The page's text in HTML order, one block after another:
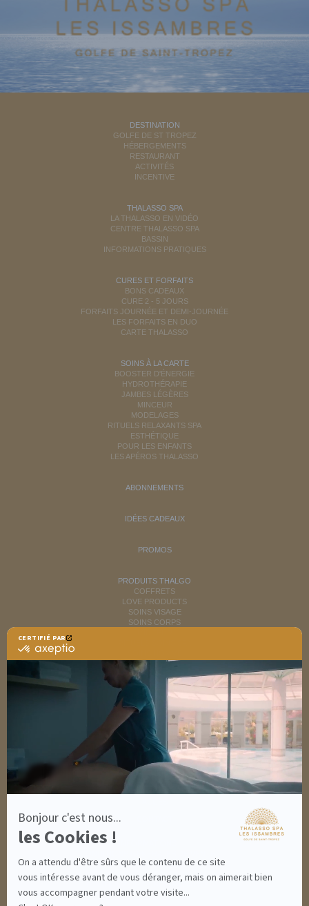
CERTIFIÉ PAR
certifié
En
Axeptio
Bonjour c'est nous...
les Cookies !
On a attendu d'être sûrs que le contenu de ce site
vous intéresse avant de vous déranger, mais on aimerait bien
vous accompagner pendant votre visite...
DESTINATION
GOLFE DE ST TROPEZ
HÉBERGEMENTS
RESTAURANT
ACTIVITÉS
INCENTIVE
THALASSO SPA
LA THALASSO EN VIDÉO
CENTRE THALASSO SPA
BASSIN
INFORMATIONS PRATIQUES
CURES ET FORFAITS
BONS CADEAUX
CURE 2 - 5 JOURS
FORFAITS JOURNÉE ET DEMI-JOURNÉE
LES FORFAITS EN DUO
CARTE THALASSO
SOINS À LA CARTE
BOOSTER D'ÉNERGIE
HYDROTHÉRAPIE
JAMBES LÉGÈRES
MINCEUR
MODELAGES
RITUELS RELAXANTS SPA
ESTHÉTIQUE
POUR LES ENFANTS
LES APÉROS THALASSO
ABONNEMENTS
IDÉES CADEAUX
PROMOS
PRODUITS THALGO
COFFRETS
LOVE PRODUCTS
SOINS VISAGE
SOINS CORPS
SOLAIRES
NUTRITION / INFUSIONS
OUTLET
DÉCOUVRIR EN IMAGES
NEWSLETTERS
8 BONNES RAISONS DE VENIR
MON COMPTE
MENTIONS LÉGALES
CONDITIONS GÉNÉRALES - BONS CADEAUX
POLITIQUE DE CONFIDENTIALITÉ